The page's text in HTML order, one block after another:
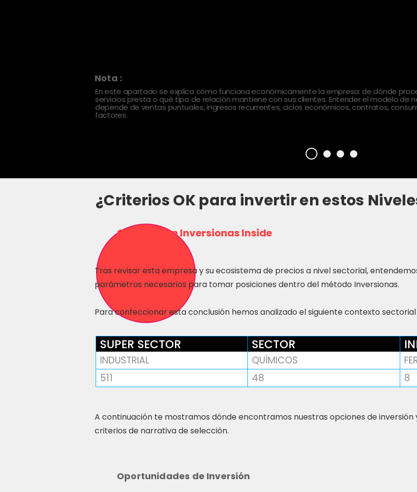
Nota :
En este apartado se explica cómo funciona económicamente la empresa: de dónde
servicios presta o qué tipo de relación mantiene con sus clientes. Entender el modelo de
depende de ventas puntuales, ingresos recurrentes, ciclos económicos, contratos,
factores.
¿Criterios OK para invertir en estos
Consulta en Inversionas Inside
Tras revisar esta empresa y su ecosistema de precios a nivel sectorial,
parámetros necesarios para tomar posiciones dentro del método Inversionas.
Para confeccionar esta conclusión hemos analizado el siguiente contexto sectorial
SUPER SECTOR SECTOR
INDUSTRIAL QUÍMICOS
511
48 8
A continuación te mostramos dónde encontramos nuestras opciones de
criterios de narrativa de selección.
Oportunidades de Inversión